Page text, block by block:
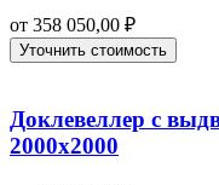
от 358 050,00 ₽
Уточнить стоимость
Доклевеллер с
2000х2000